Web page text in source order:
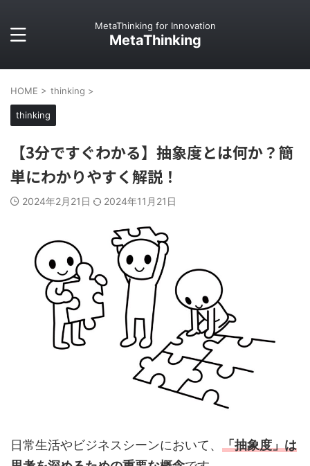
MetaThinking for Innovation
MetaThinking
HOME > thinking >
thinking
【3分ですぐわかる】抽象度とは何か？簡
単にわかりやすく解説！
2024年2月21日 2024年11月21日
日常生活やビジネスシーンにおいて、 「抽象度」は